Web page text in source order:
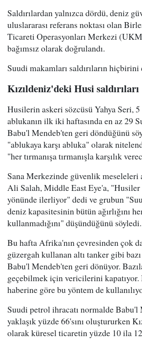
Saldırılardan yalnızca dördü, deniz
uluslararası referans noktası olan
Ticareti Operasyonları Merkezi
bağımsız olarak doğrulandı.
Suudi makamları saldırıların hiçbirini
Kızıldeniz'deki Husi saldırıları
Husilerin askeri sözcüsü Yahya Seri,
ablukanın ilk iki haftasında en az 29
Babu'l Mendeb'ten geri döndüğünü
"ablukaya karşı abluka" olarak
"her tırmanışa tırmanışla karşılık
Sana Merkezinde güvenlik meseleleri
Ali Salah, Middle East Eye'a, "Husiler
yönünde ilerliyor" dedi ve grubun
deniz kapasitesinin bütün ağırlığını
kullanmadığını" düşündüğünü söyledi.
Bu hafta Afrika'nın çevresinden çok
güzergah kullanan altı tanker gibi
Babu'l Mendeb'ten geri dönüyor.
geçebilmek için vericilerini
haberine göre bu yöntem de
Suudi petrol ihracatı normalde
yaklaşık yüzde 66'sını oluştururken
olarak küresel ticaretin yüzde 10 ila